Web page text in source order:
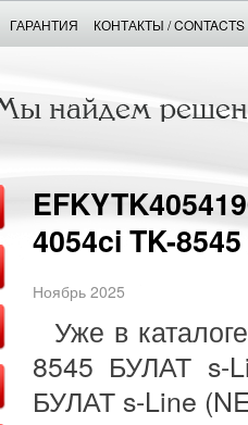
ГАРАНТИЯ КОНТАКТЫ / CONTACTS
4054ci TK-
Ноябрь 2025
Уже в
8545 БУЛАТ s-
БУЛАТ s-Line